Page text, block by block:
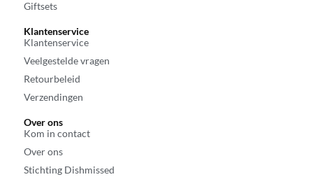
Giftsets
Klantenservice
Klantenservice
Veelgestelde vragen
Retourbeleid
Verzendingen
Over ons
Kom in contact
Over ons
Stichting Dishmissed